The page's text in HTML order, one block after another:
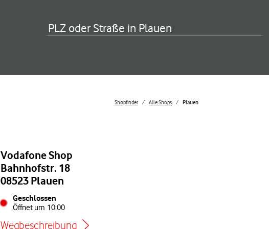
PLZ oder Straße in Plauen
Shopfinder Alle Shops Plauen
Vodafone Shop
Bahnhofstr. 18
08523 Plauen
Geschlossen
Öffnet um 10:00
Wegbeschreibung